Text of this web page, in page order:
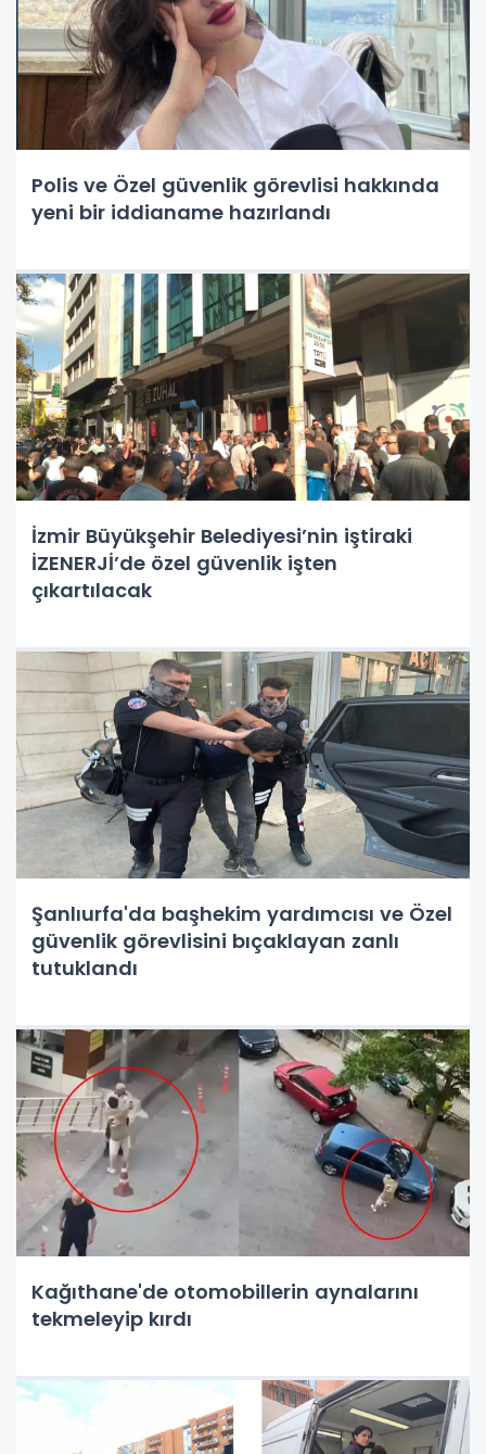
Polis ve Özel güvenlik görevlisi hakkında
yeni bir iddianame hazırlandı
İzmir Büyükşehir Belediyesi’nin iştiraki
İZENERJİ’de özel güvenlik işten
çıkartılacak
Şanlıurfa'da başhekim yardımcısı ve Özel
güvenlik görevlisini bıçaklayan zanlı
tutuklandı
Kağıthane'de otomobillerin aynalarını
tekmeleyip kırdı